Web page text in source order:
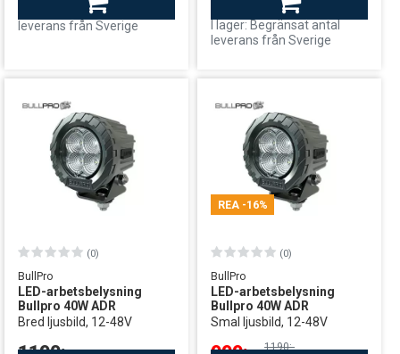
leverans från Sverige
I lager: Begränsat antal
leverans från Sverige
BullPro
LED-arbetsbelysning
Bullpro 40W ADR
Bred ljusbild, 12-48V
(0)
REA -16%
BullPro
LED-arbetsbelysning
Bullpro 40W ADR
Smal ljusbild, 12-48V
(0)
1190:-